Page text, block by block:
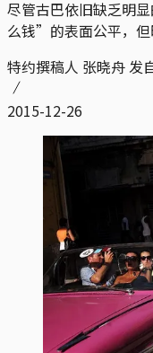
尽管古巴依旧缺乏明
么钱”的表面公平，
特约撰稿人 张晓舟 发
2015-12-26